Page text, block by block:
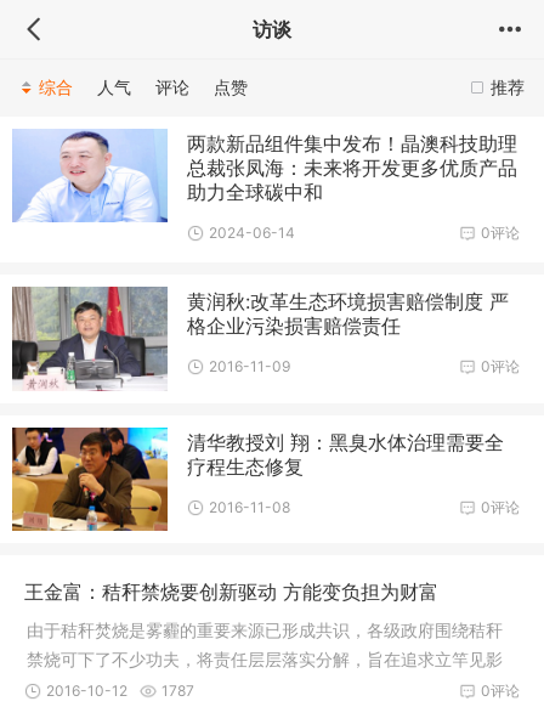
访谈
推荐
综合 人气 评论 点赞
两款新品组件集中发布！晶澳科技助理
总裁张凤海：未来将开发更多优质产品
助力全球碳中和
0评论
2024-06-14
黄润秋:改革生态环境损害赔偿制度 严
格企业污染损害赔偿责任
0评论
2016-11-09
清华教授刘 翔：黑臭水体治理需要全
疗程生态修复
0评论
2016-11-08
王金富：秸秆禁烧要创新驱动 方能变负担为财富
由于秸秆焚烧是雾霾的重要来源已形成共识，各级政府围绕秸秆
禁烧可下了不少功夫，将责任层层落实分解，旨在追求立竿见影
的效果，然而禁烧秸秆效果仍不理想。
0评论
2016-10-12 1787